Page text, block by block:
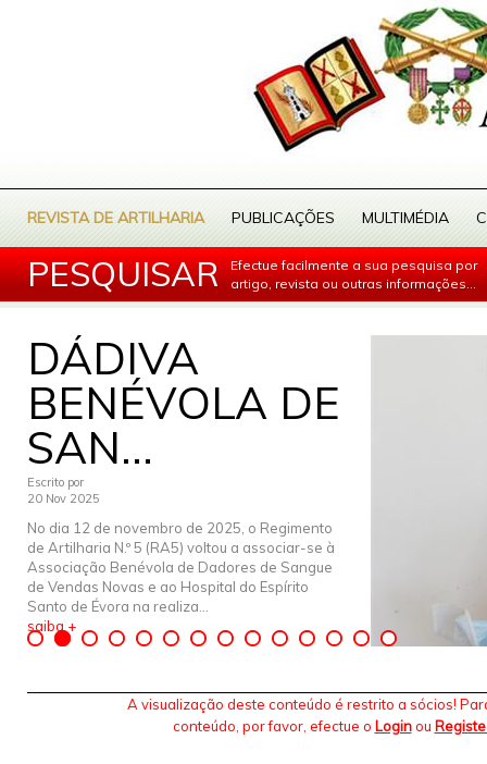
REVISTA DE ARTILHARIA PUBLICAÇÕES MULTIMÉDIA
PESQUISAR
Efectue facilmente a sua pesquisa por
artigo, revista ou outras informações...
DÁDIVA
BENÉVOLA DE
SAN...
Escrito por
20 Nov 2025
No dia 12 de novembro de 2025, o Regimento
de Artilharia N.º 5 (RA5) voltou a associar-se à
Associação Benévola de Dadores de Sangue
de Vendas Novas e ao Hospital do Espírito
Santo de Évora na realiza...
saiba +
A visualização deste conteúdo é restrito a sócios!
conteúdo, por favor, efectue o Loginou